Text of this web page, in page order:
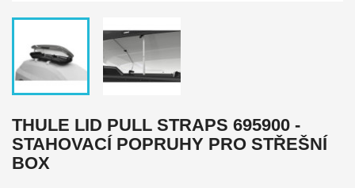
THULE LID PULL STRAPS 695900 -
STAHOVACÍ POPRUHY PRO STŘEŠNÍ
BOX